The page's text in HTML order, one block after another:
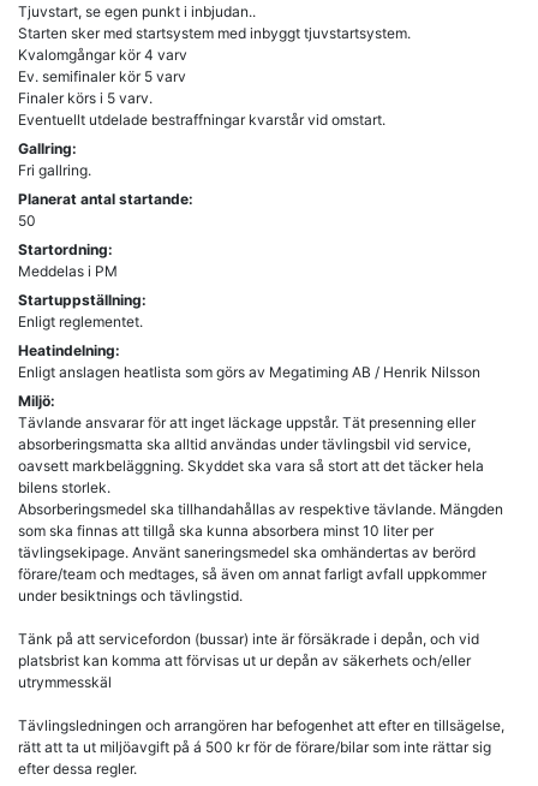
Tjuvstart, se egen punkt i inbjudan..
Starten sker med startsystem med inbyggt tjuvstartsystem.
Kvalomgångar kör 4 varv
Ev. semifinaler kör 5 varv
Finaler körs i 5 varv.
Gallring:
Fri gallring.
Planerat antal startande:
50
Startordning:
Meddelas i PM
Startuppställning:
Enligt reglementet.
Heatindelning:
Enligt anslagen heatlista som görs av Megatiming AB / Henrik Nilsson
Miljö:
Tävlande ansvarar för att inget läckage uppstår. Tät presenning eller
absorberingsmatta ska alltid användas under tävlingsbil vid service,
oavsett markbeläggning. Skyddet ska vara så stort att det täcker hela
bilens storlek.
Absorberingsmedel ska tillhandahållas av respektive tävlande. Mängden
som ska finnas att tillgå ska kunna absorbera minst 10 liter per
tävlingsekipage. Använt saneringsmedel ska omhändertas av berörd
förare/team och medtages, så även om annat farligt avfall uppkommer
under besiktnings och tävlingstid.
Tänk på att servicefordon (bussar) inte är försäkrade i depån, och vid
platsbrist kan komma att förvisas ut ur depån av säkerhets och/eller
utrymmesskäl
Tävlingsledningen och arrangören har befogenhet att efter en tillsägelse,
rätt att ta ut miljöavgift på á 500 kr för de förare/bilar som inte rättar sig
efter dessa regler.